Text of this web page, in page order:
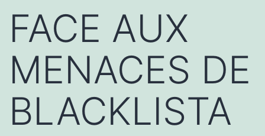
FACE AUX
MENACES DE
BLACKLISTA